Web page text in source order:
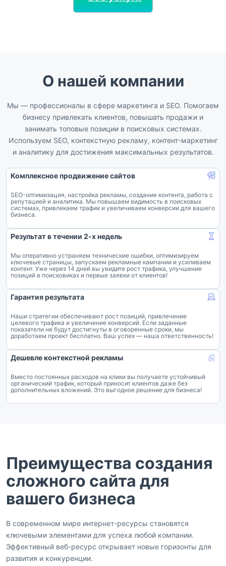
О нашей компании
Мы — профессионалы в сфере маркетинга и SEO. Помогаем
бизнесу привлекать клиентов, повышать продажи и
занимать топовые позиции в поисковых системах.
Используем SEO, контекстную рекламу, контент-маркетинг
и аналитику для достижения максимальных результатов.
Комплексное продвижение сайтов
SEO-оптимизация, настройка рекламы, создание контента, работа с
репутацией и аналитика. Мы повышаем видимость в поисковых
системах, привлекаем трафик и увеличиваем конверсии для вашего
бизнеса.
Результат в течении 2-х недель
Мы оперативно устраняем технические ошибки, оптимизируем
ключевые страницы, запускаем рекламные кампании и усиливаем
контент. Уже через 14 дней вы увидите рост трафика, улучшение
позиций в поисковиках и первые заявки от клиентов!
Гарантия результата
Наши стратегии обеспечивают рост позиций, привлечение
целевого трафика и увеличение конверсий. Если заданные
показатели не будут достигнуты в оговоренные сроки, мы
доработаем проект бесплатно. Ваш успех — наша ответственность!
Дешевле контекстной рекламы
Вместо постоянных расходов на клики вы получаете устойчивый
органический трафик, который приносит клиентов даже без
дополнительных вложений. Это выгодное решение для бизнеса!
Преимущества создания
сложного сайта для
вашего бизнеса
В современном мире интернет-ресурсы становятся
ключевыми элементами для успеха любой компании.
Эффективный веб-ресурс открывает новые горизонты для
развития и конкуренции.